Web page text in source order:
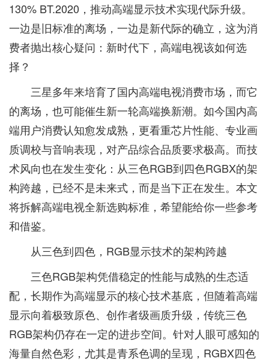
130% BT.2020，推动高端显示技术实现代际升级。
一边是旧标准的离场，一边是新代际的确立，这为消
费者抛出核心疑问：新时代下，高端电视该如何选
择？
三星多年来培育了国内高端电视消费市场，而它
的离场，也可能催生新一轮高端换新潮。如今国内高
端用户消费认知愈发成熟，更看重芯片性能、专业画
质调校与音响表现，对产品综合品质要求极高。而技
术风向也在发生变化：从三色RGB到四色RGBX的架
构跨越，已经不是未来式，而是当下正在发生。本文
将拆解高端电视全新选购标准，希望能给你一些参考
和借鉴。
从三色到四色，RGB显示技术的架构跨越
三色RGB架构凭借稳定的性能与成熟的生态适
配，长期作为高端显示的核心技术基底，但随着高端
显示向着极致原色、创作者级画质升级，传统三色
RGB架构仍存在一定的进步空间。针对人眼可感知的
海量自然色彩，尤其是青系色调的呈现，RGBX四色